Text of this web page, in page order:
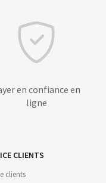
en confiance en
ligne
CLIENTS
clients